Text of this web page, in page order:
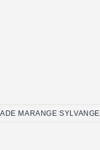
MARANGE SYLVANGE